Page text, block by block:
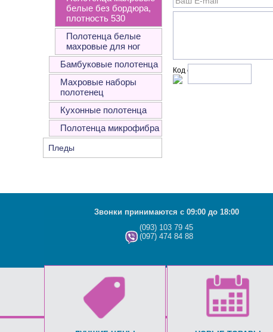
белые без бордюра,
плотность 530
Полотенца белые
махровые для ног
Бамбуковые полотенца
Махровые наборы
полотенец
Кухонные полотенца
Полотенца микрофибра
Пледы
Код с рисунка:
Звонки принимаются с 09:00 до 18:00
(093) 103 79 45
(097) 474 84 88